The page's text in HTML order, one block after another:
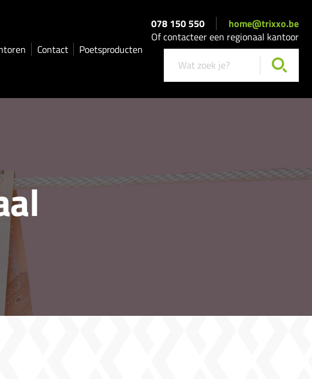
Contact Poetsproducten
078 150 550
home@trixxo.be
Of contacteer een regionaal kantoor